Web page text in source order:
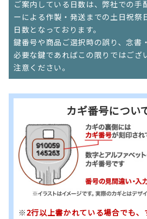
ご案内している日数は、弊社での手
ーによる作製・発送までの土日祝祭
日数となっております。
鍵番号や商品ご選択時の誤り、念書
必要な鍵であればこの限りではござ
注意ください。
カギ番号につい
※2行以上書かれている場合でも、